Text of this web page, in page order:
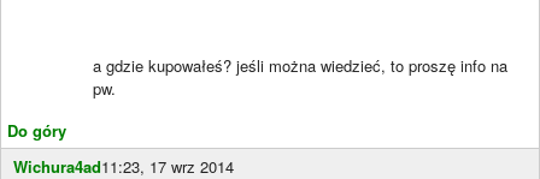
Do góry
a gdzie kupowałeś? jeśli można wiedzieć, to proszę info na
pw.
Wichura4ad11:23, 17 wrz 2014